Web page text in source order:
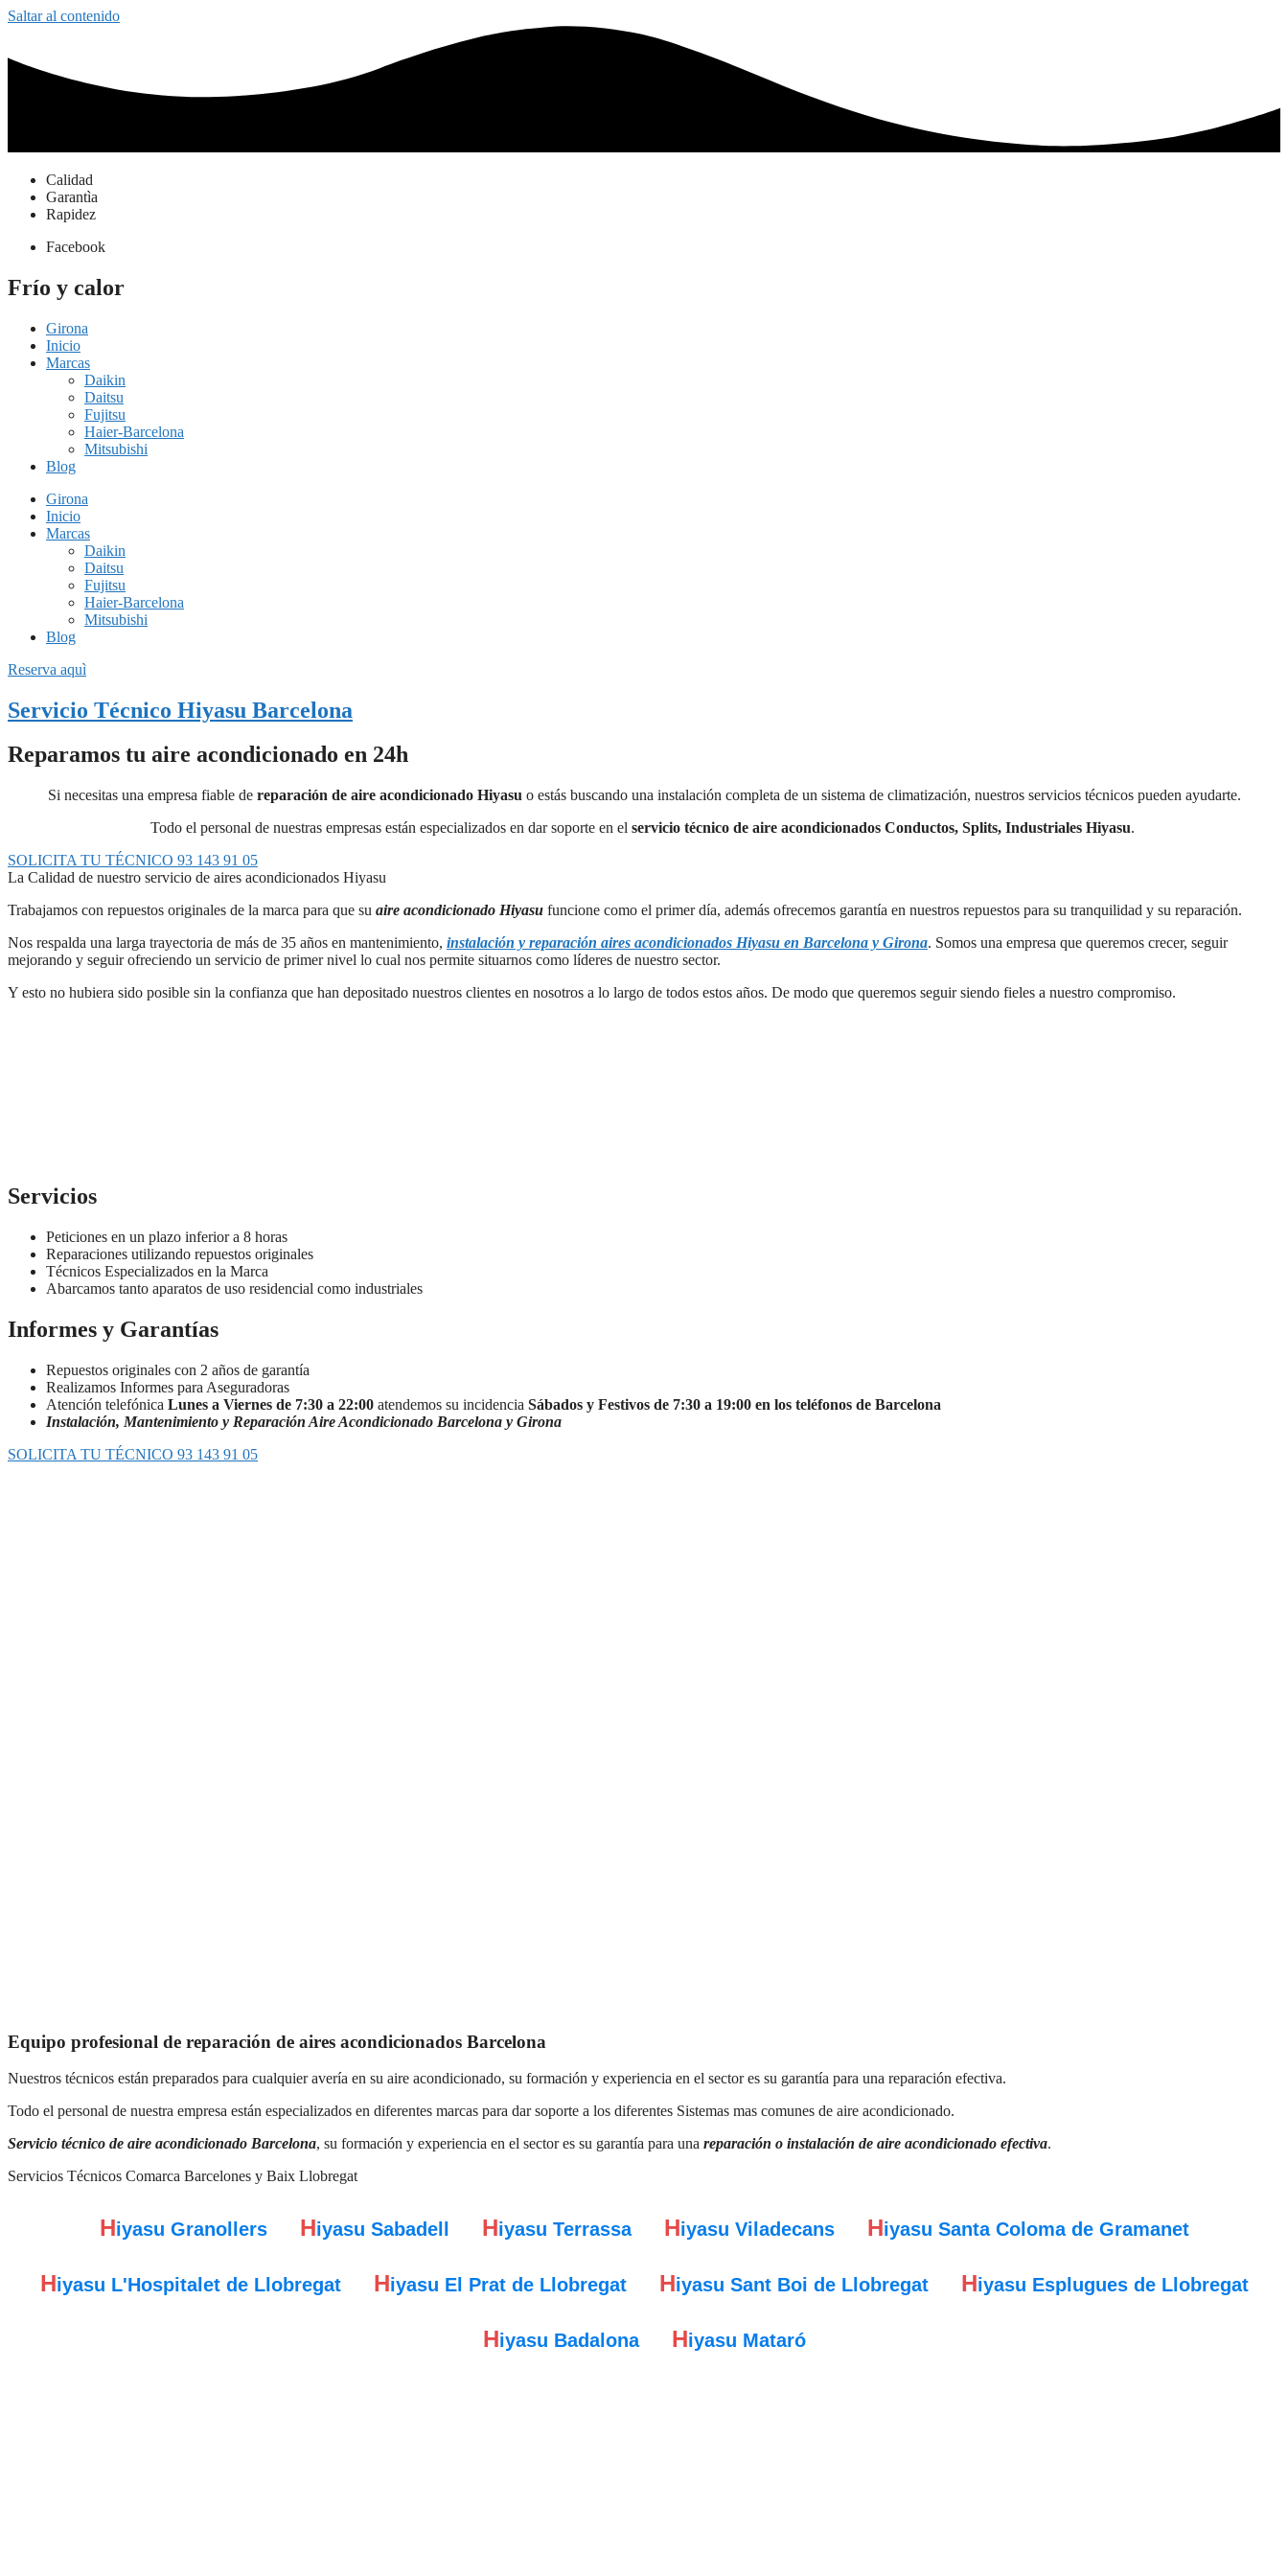
Saltar al contenido
Calidad
Garantìa
Rapidez
Facebook
Frío y calor
Girona
Inicio
Marcas
Daikin
Daitsu
Fujitsu
Haier-Barcelona
Mitsubishi
Blog
Girona
Inicio
Marcas
Daikin
Daitsu
Fujitsu
Haier-Barcelona
Mitsubishi
Blog
Reserva aquì
Servicio Técnico Hiyasu Barcelona
Reparamos tu aire acondicionado en 24h
Si necesitas una empresa fiable de reparación de aire acondicionado Hiyasu o estás buscando una instalación completa de un sistema de climatización, nuestros servicios técnicos pueden ayudarte.
Todo el personal de nuestras empresas están especializados en dar soporte en el servicio técnico de aire acondicionados Conductos, Splits, Industriales Hiyasu.
SOLICITA TU TÉCNICO 93 143 91 05
La Calidad de nuestro servicio de aires acondicionados Hiyasu
Trabajamos con repuestos originales de la marca para que su aire acondicionado Hiyasu funcione como el primer día, además ofrecemos garantía en nuestros repuestos para su tranquilidad y su reparación.
Nos respalda una larga trayectoria de más de 35 años en mantenimiento, instalación y reparación aires acondicionados Hiyasu en Barcelona y Girona. Somos una empresa que queremos crecer, seguir
mejorando y seguir ofreciendo un servicio de primer nivel lo cual nos permite situarnos como líderes de nuestro sector.
Y esto no hubiera sido posible sin la confianza que han depositado nuestros clientes en nosotros a lo largo de todos estos años. De modo que queremos seguir siendo fieles a nuestro compromiso.
Servicios
Peticiones en un plazo inferior a 8 horas
Reparaciones utilizando repuestos originales
Técnicos Especializados en la Marca
Abarcamos tanto aparatos de uso residencial como industriales
Informes y Garantías
Repuestos originales con 2 años de garantía
Realizamos Informes para Aseguradoras
Atención telefónica Lunes a Viernes de 7:30 a 22:00 atendemos su incidencia Sábados y Festivos de 7:30 a 19:00 en los teléfonos de Barcelona
Instalación, Mantenimiento y Reparación Aire Acondicionado Barcelona y Girona
SOLICITA TU TÉCNICO 93 143 91 05
Equipo profesional de reparación de aires acondicionados Barcelona
Nuestros técnicos están preparados para cualquier avería en su aire acondicionado, su formación y experiencia en el sector es su garantía para una reparación efectiva.
Todo el personal de nuestra empresa están especializados en diferentes marcas para dar soporte a los diferentes Sistemas mas comunes de aire acondicionado.
Servicio técnico de aire acondicionado Barcelona, su formación y experiencia en el sector es su garantía para una reparación o instalación de aire acondicionado efectiva.
Servicios Técnicos Comarca Barcelones y Baix Llobregat
Hiyasu Granollers Hiyasu Sabadell Hiyasu Terrassa Hiyasu Viladecans Hiyasu Santa Coloma de Gramanet
Hiyasu L'Hospitalet de Llobregat Hiyasu El Prat de Llobregat Hiyasu Sant Boi de Llobregat Hiyasu Esplugues de Llobregat
Hiyasu Badalona Hiyasu Mataró